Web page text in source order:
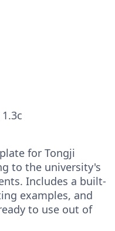
for Tongji
to the university's
Includes a built-
examples, and
to use out of